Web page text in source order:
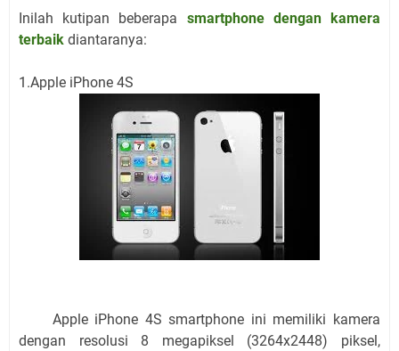
Inilah kutipan beberapa smartphone dengan kamera
terbaik diantaranya:
1.Apple iPhone 4S
Apple iPhone 4S smartphone ini memiliki kamera
dengan resolusi 8 megapiksel (3264x2448) piksel,